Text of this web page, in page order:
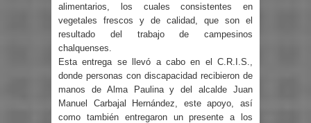
alimentarios, los cuales consistentes en
vegetales frescos y de calidad, que son el
resultado del trabajo de campesinos
chalquenses.
Esta entrega se llevó a cabo en el C.R.I.S.,
donde personas con discapacidad recibieron de
manos de Alma Paulina y del alcalde Juan
Manuel Carbajal Hernández, este apoyo, así
como también entregaron un presente a los